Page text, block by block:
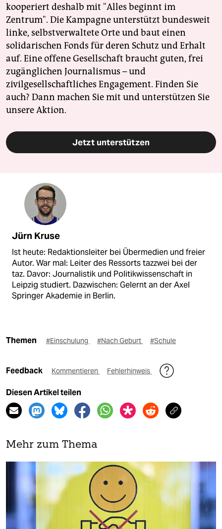
kooperiert deshalb mit "Alles beginnt im
Zentrum". Die Kampagne unterstützt bundesweit
linke, selbstverwaltete Orte und baut einen
solidarischen Fonds für deren Schutz und Erhalt
auf. Eine offene Gesellschaft braucht guten, frei
zugänglichen Journalismus – und
zivilgesellschaftliches Engagement. Finden Sie
auch? Dann machen Sie mit und unterstützen Sie
unsere Aktion.
Jetzt unterstützen
Jürn Kruse
Ist heute: Redaktionsleiter bei Übermedien und freier
Autor. War mal: Leiter des Ressorts tazzwei bei der
taz. Davor: Journalistik und Politikwissenschaft in
Leipzig studiert. Dazwischen: Gelernt an der Axel
Springer Akademie in Berlin.
Themen #Einschulung #Nach Geburt #Schule
Feedback Kommentieren Fehlerhinweis
Diesen Artikel teilen
Mehr zum Thema